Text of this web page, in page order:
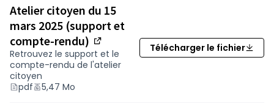
Afin de découvrir ce projet d’itinéraire, une
balade exploratoire à vélo est organisée le
vendredi 25 octobre
(S'ouvre dans un nouvel
par la Barakatous et le
Département.
Ce qui est attendu des contributions et
pourquoi ?
Atelier citoyen du 15
mars 2025 (support et
compte-rendu)
(Nouvelle fenêtre)
Retrouvez le support et le
compte-rendu de l'atelier
citoyen
pdf
5,47 Mo
Télécharger le fichier